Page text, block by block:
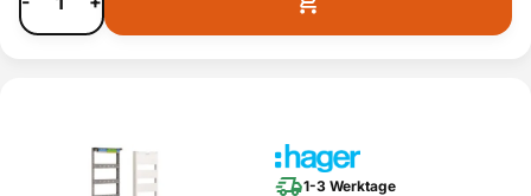
1-3 Werktage